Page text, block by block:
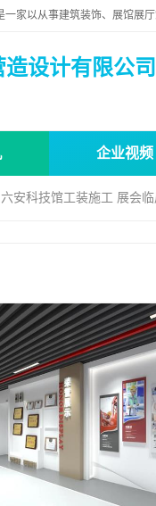
设计有限公司
企业视频
安科技馆工装施工 展会